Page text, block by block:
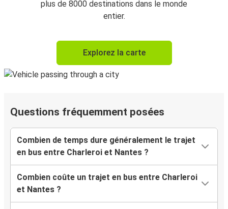
plus de 8000 destinations dans le monde
entier.
Explorez la carte
Questions fréquemment posées
Combien de temps dure généralement le trajet
en bus entre Charleroi et Nantes ?
Combien coûte un trajet en bus entre Charleroi
et Nantes ?